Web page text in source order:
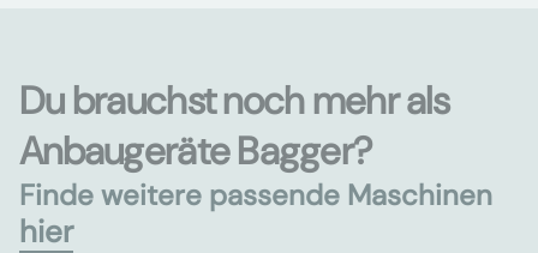
Du brauchst noch mehr als
Anbaugeräte Bagger?
Finde weitere passende Maschinen
hier